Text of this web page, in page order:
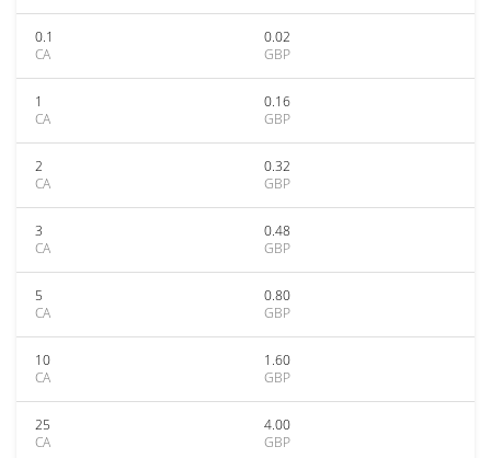
0.1
CA
0.02
GBP
1
CA
0.16
GBP
2
CA
0.32
GBP
3
CA
0.48
GBP
5
CA
0.80
GBP
10
CA
1.60
GBP
25
CA
4.00
GBP